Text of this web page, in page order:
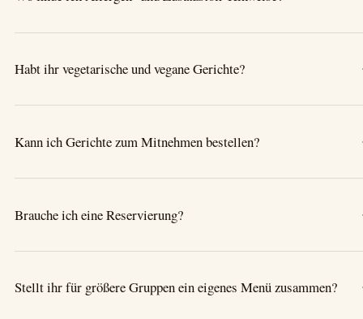
Habt ihr vegetarische und vegane Gerichte?
Kann ich Gerichte zum Mitnehmen bestellen?
Brauche ich eine Reservierung?
Stellt ihr für größere Gruppen ein eigenes Menü zusammen?